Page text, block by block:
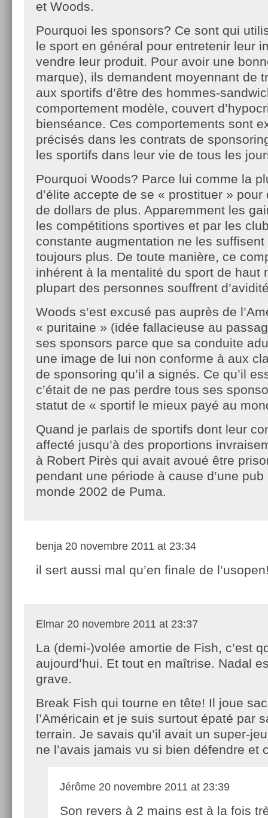
et Woods.
Pourquoi les sponsors? Ce sont qui
le sport en général pour entretenir leur
vendre leur produit. Pour avoir une
marque), ils demandent moyennant de
aux sportifs d’être des hommes-
comportement modèle, couvert
bienséance. Ces comportements sont
précisés dans les contrats de
les sportifs dans leur vie de tous les
Pourquoi Woods? Parce lui comme la
d’élite accepte de se « prostituer »
de dollars de plus. Apparemment les
les compétitions sportives et par les
constante augmentation ne les
toujours plus. De toute manière, ce
inhérent à la mentalité du sport de haut
plupart des personnes souffrent
Woods s’est excusé pas auprès de
« puritaine » (idée fallacieuse au
ses sponsors parce que sa conduite
une image de lui non conforme à aux
de sponsoring qu’il a signés. Ce qu’il
c’était de ne pas perdre tous ses
statut de « sportif le mieux payé au
Quand je parlais de sportifs dont leur
affecté jusqu’à des proportions
à Robert Pirès qui avait avoué être
pendant une période à cause d’une
monde 2002 de Puma.
benja 20 novembre 2011 at 23:34
il sert aussi mal qu’en finale de
Elmar 20 novembre 2011 at 23:37
La (demi-)volée amortie de Fish, c’est
aujourd’hui. Et tout en maîtrise. Nadal
grave.
Break Fish qui tourne en tête! Il joue
l’Américain et je suis surtout épaté par
terrain. Je savais qu’il avait un super-
ne l’avais jamais vu si bien défendre et
Jérôme 20 novembre 2011 at 23:39
Son revers à 2 mains est à la fois